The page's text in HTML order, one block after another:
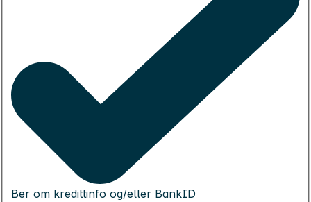
Ber om kredittinfo og/eller BankID